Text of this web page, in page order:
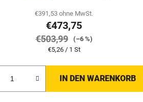
€391,53 ohne MwSt.
€473,75
€503,99
(–6 %)
Verkaufspreis:
€5,26 / 1 St
IN DEN WARENKORB